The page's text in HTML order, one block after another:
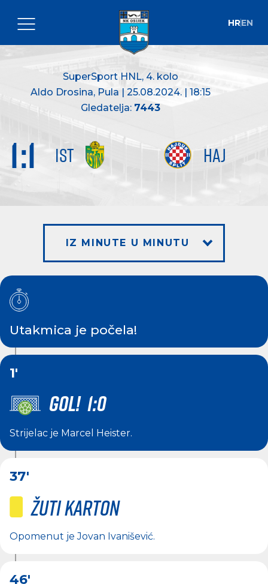
HREN
SuperSport HNL, 4. kolo
Aldo Drosina, Pula | 25.08.2024. | 18:15
Gledatelja: 7443
IST HAJ
1:1
IZ MINUTE U MINUTU
Utakmica je počela!
1'
GOL! 1:0
Strijelac je Marcel Heister.
37'
Žuti karton
Opomenut jeJovan Ivanišević.
46'